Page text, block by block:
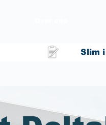
Slim